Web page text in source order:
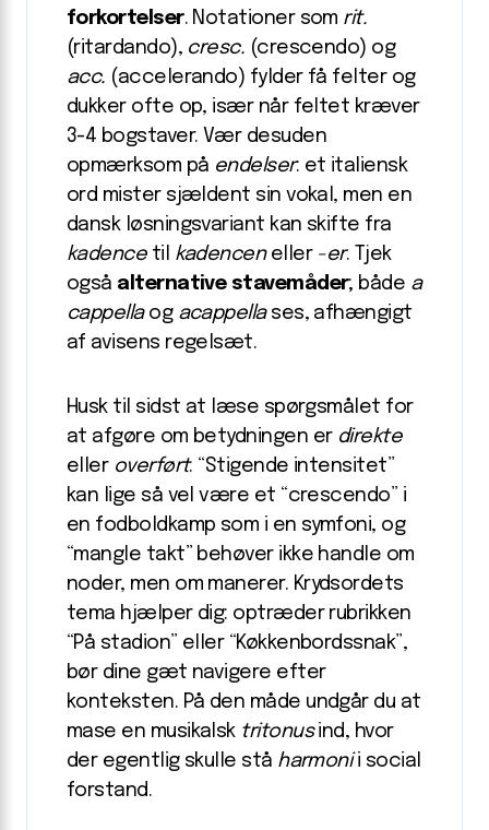
forkortelser. Notationer som rit.
(ritardando), cresc. (crescendo) og
acc. (accelerando) fylder få felter og
dukker ofte op, især når feltet kræver
3-4 bogstaver. Vær desuden
opmærksom på endelser: et italiensk
ord mister sjældent sin vokal, men en
dansk løsningsvariant kan skifte fra
kadencetil kadenceneller -er. Tjek
også alternative stavemåder; både a
cappellaog acappellases, afhængigt
af avisens regelsæt.
Husk til sidst at læse spørgsmålet for
at afgøre om betydningen er direkte
eller overført. “Stigende intensitet”
kan lige så vel være et “crescendo” i
en fodboldkamp som i en symfoni, og
“mangle takt” behøver ikke handle om
noder, men om manerer. Krydsordets
tema hjælper dig: optræder rubrikken
“På stadion” eller “Køkkenbordssnak”,
bør dine gæt navigere efter
konteksten. På den måde undgår du at
mase en musikalsk tritonusind, hvor
der egentlig skulle stå harmonii social
forstand.